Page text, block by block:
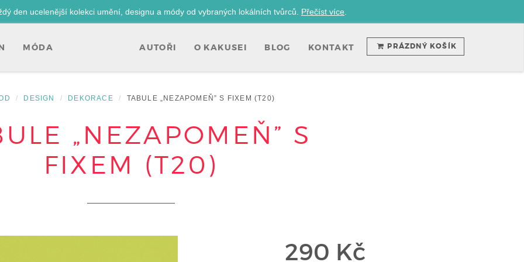
den ucelenější kolekci umění, designu a módy od vybraných lokálních tvůrců. Přečíst více
MÓDA PRÁZDNÝ KOŠÍK
AUTOŘI O KAKUSEI BLOG KONTAKT
DESIGN DEKORACE TABULE „NEZAPOMEŇ” S FIXEM (T20)
„NEZAPOMEŇ” S
FIXEM (T20)
290 Kč